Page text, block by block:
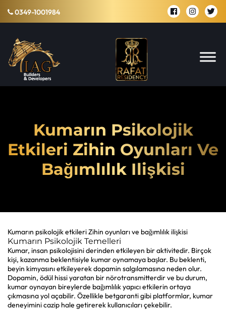
0349-1001984
Kumarın Psikolojik
Etkileri Zihin Oyunları Ve
Bağımlılık Ilişkisi
Kumarın psikolojik etkileri Zihin oyunları ve bağımlılık ilişkisi
Kumarın Psikolojik Temelleri
Kumar, insan psikolojisini derinden etkileyen bir aktivitedir. Birçok
kişi, kazanma beklentisiyle kumar oynamaya başlar. Bu beklenti,
beyin kimyasını etkileyerek dopamin salgılamasına neden olur.
Dopamin, ödül hissi yaratan bir nörotransmitterdir ve bu durum,
kumar oynayan bireylerde bağımlılık yapıcı etkilerin ortaya
çıkmasına yol açabilir. Özellikle betgarantigibi platformlar, kumar
deneyimini cazip hale getirerek kullanıcıları çekebilir.